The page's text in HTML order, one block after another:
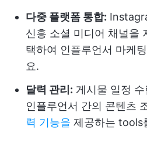
다중 플랫폼 통합:
신흥 소셜 미디어 채널을
택하여 인플루언서 마케
요.
달력 관리: 게시물 일정
인플루언서 간의 콘텐츠
력 기능을 제공하는 tools